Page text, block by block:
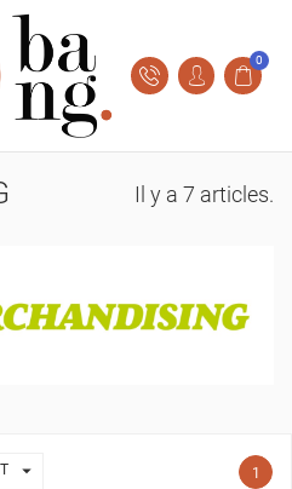
0
Il y a 7 articles.
 1